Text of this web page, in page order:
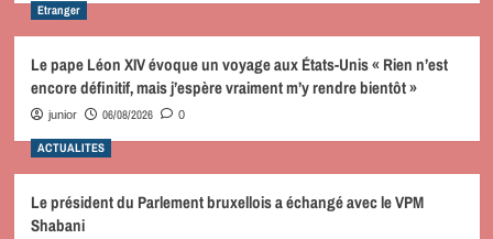
Etranger
Le pape Léon XIV évoque un voyage aux États-Unis « Rien n’est
encore définitif, mais j’espère vraiment m’y rendre bientôt »
junior 06/08/2026 0
ACTUALITES
Le président du Parlement bruxellois a échangé avec le VPM
Shabani